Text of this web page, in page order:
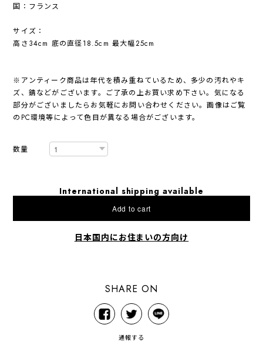
国：フランス
サイズ：
高さ34cm 底の直径18.5cm 最大幅25cm
※アンティーク商品は年代を積み重ねているため、多少の汚れやキ
ズ、錆などがございます。ご了承の上お買い求め下さい。気になる
部分がございましたらお気軽にお問い合わせください。画像はご覧
のPC環境等によって色目が異なる場合がございます。
数量
International shipping available
Add to cart
日本国内にお住まいの方向け
SHARE ON
通報する